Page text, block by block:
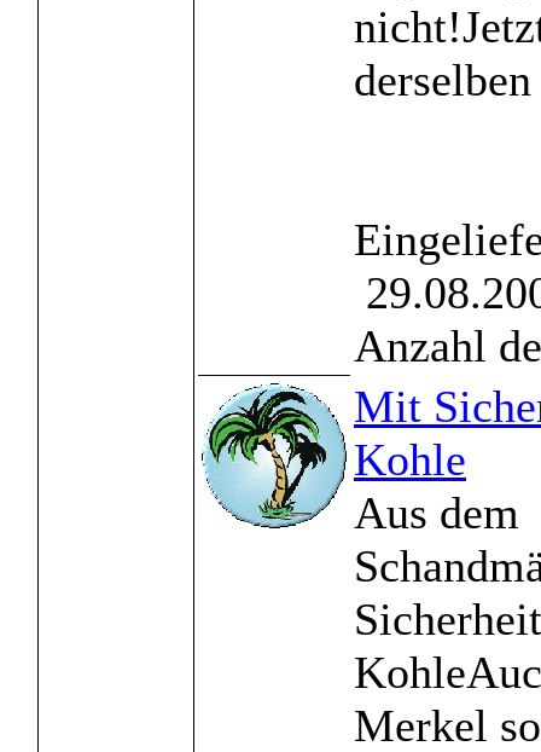
Anzahl
Mit
Kohle
Aus dem
Merkel